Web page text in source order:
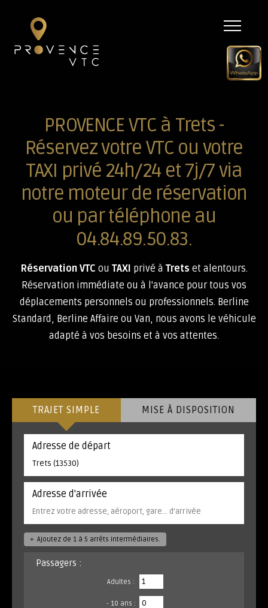
PROVENCE VTC à Trets -
Réservez votre VTC ou votre
TAXI privé 24h/24 et 7j/7 via
notre moteur de réservation
ou par téléphone au
04.84.89.50.83.
Réservation VTC ou TAXI privé à Trets et alentours.
Réservation immédiate ou à l'avance pour tous vos
déplacements personnels ou professionnels. Berline
Standard, Berline Affaire ou Van, nous avons le véhicule
adapté à vos besoins et à vos attentes.
TRAJET SIMPLE MISE À DISPOSITION
Adresse de départ
Adresse d'arrivée
Ajoutez de 1 à 5 arrêts intermédiaires.
+
Passagers :
Adultes :
- 10 ans :